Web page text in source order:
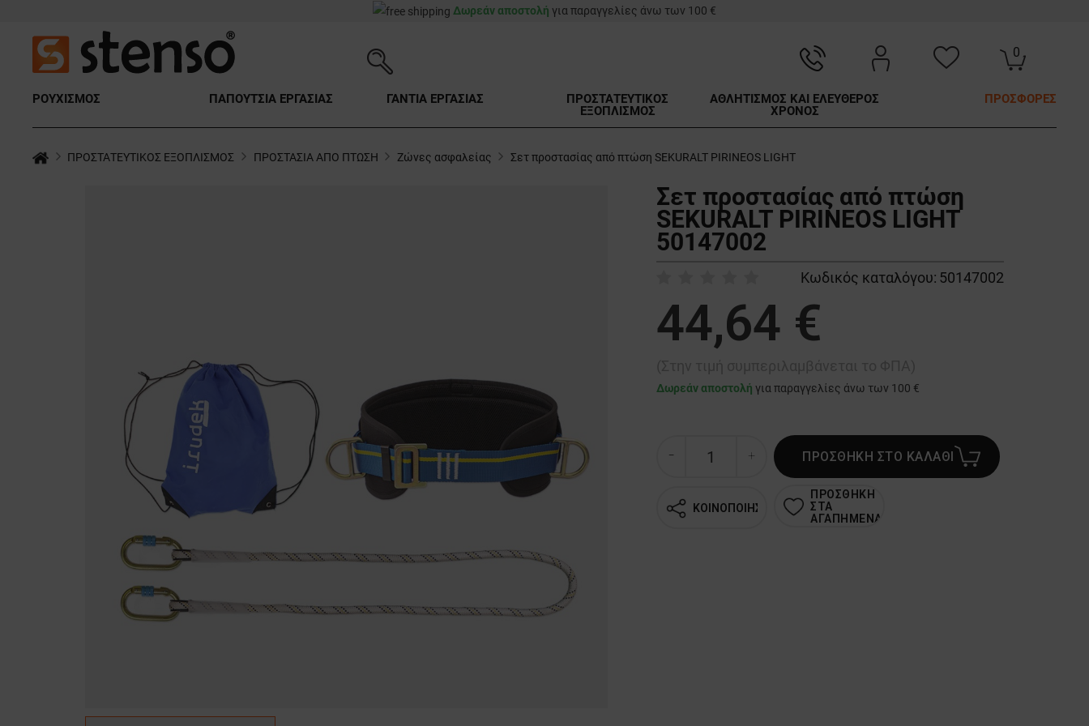
Δωρεάν αποστολή για παραγγελίες άνω των 100 €
0
ΡΟΥΧΙΣΜΟΣ ΠΑΠΟΥΤΣΙΑ ΕΡΓΑΣΙΑΣ ΓΑΝΤΙΑ ΕΡΓΑΣΙΑΣ
ΠΡΟΣΤΑΤΕΥΤΙΚΟΣ
ΕΞΟΠΛΙΣΜΟΣ
ΑΘΛΗΤΙΣΜΟΣ ΚΑΙ ΕΛΕΥΘΕΡΟΣ
ΧΡΟΝΟΣ
ΠΡΟΣΦΟΡΕΣ
ΠΡΟΣΤΑΤΕΥΤΙΚΟΣ ΕΞΟΠΛΙΣΜΟΣ ΠΡΟΣΤΑΣΙΑ ΑΠΟ ΠΤΩΣΗ Ζώνες ασφαλείας Σετ προστασίας από πτώση SEKURALT PIRINEOS LIGHT
Σετ προστασίας από πτώση
SEKURALT PIRINEOS LIGHT
50147002
Κωδικός καταλόγου: 50147002
44,64 €
Δωρεάν αποστολή για παραγγελίες άνω των 100 €
ΠΡΟΣΘΗΚΗ ΣΤΟ ΚΑΛΑΘΙ
ΚΟΙΝΟΠΟΙΗΣΗ
ΠΡΟΣΘΗΚΗ
ΣΤΑ
ΑΓΑΠΗΜΕΝΑ